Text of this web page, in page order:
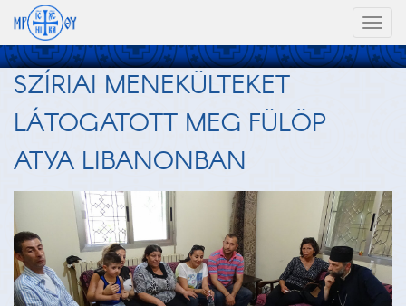
SZÍRIAI MENEKÜLTEKET
LÁTOGATOTT MEG FÜLÖP
ATYA LIBANONBAN